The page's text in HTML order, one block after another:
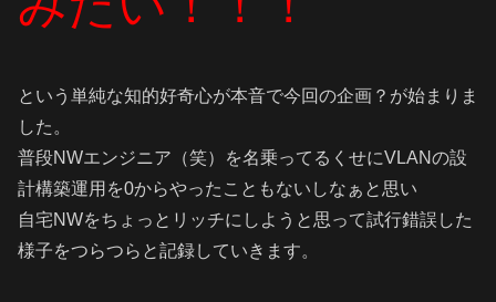
という単純な知的好奇心が本音で今回の企画？が始まりま
した。
普段NWエンジニア（笑）を名乗ってるくせにVLANの設
計構築運用を0からやったこともないしなぁと思い
自宅NWをちょっとリッチにしようと思って試行錯誤した
様子をつらつらと記録していきます。